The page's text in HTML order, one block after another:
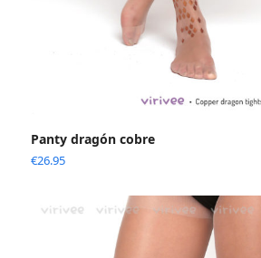
Panty dragón cobre
€26.95